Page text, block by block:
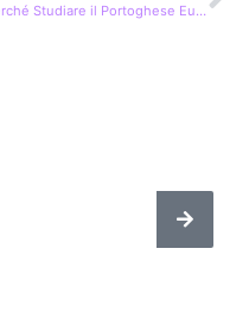
Perché Studiare il Portoghese Europeo? 15 Benefici Straordinari